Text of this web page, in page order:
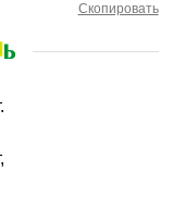
Скопировать